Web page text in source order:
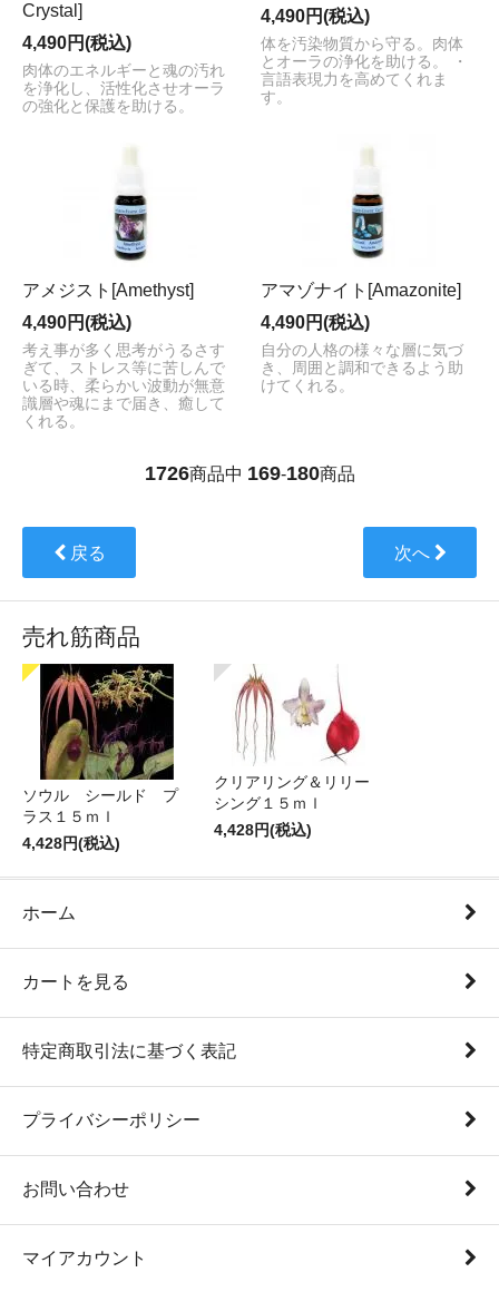
Crystal]
4,490円(税込)
肉体のエネルギーと魂の汚れ
を浄化し、活性化させオーラ
の強化と保護を助ける。
4,490円(税込)
体を汚染物質から守る。肉体
とオーラの浄化を助ける。 ・
言語表現力を高めてくれま
す。
アメジスト[Amethyst]
4,490円(税込)
考え事が多く思考がうるさす
ぎて、ストレス等に苦しんで
いる時、柔らかい波動が無意
識層や魂にまで届き、癒して
くれる。
アマゾナイト[Amazonite]
4,490円(税込)
自分の人格の様々な層に気づ
き、周囲と調和できるよう助
けてくれる。
1726商品中 169-180商品
戻る 次へ
売れ筋商品
ソウル シールド プ
ラス１５ｍｌ
4,428円(税込)
クリアリング＆リリー
シング１５ｍｌ
4,428円(税込)
ホーム
カートを見る
特定商取引法に基づく表記
プライバシーポリシー
お問い合わせ
マイアカウント